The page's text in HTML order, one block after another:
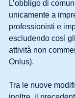
L’obbligo di
unicamente a
professionisti e
escludendo così
attività non
Onlus).
Tra le nuove